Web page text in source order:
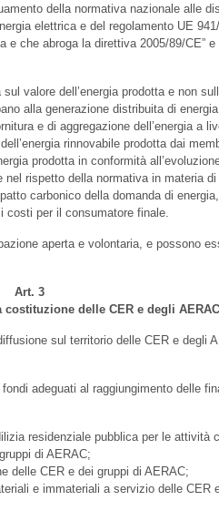
della normativa nazionale alle
elettrica e del regolamento UE
e che abroga la direttiva 2005/89/CE”
valore dell’energia prodotta e non
alla generazione distribuita di
e di aggregazione dell’energia a
rinnovabile prodotta dai
prodotta in conformità
rispetto della normativa in materia di
carbonico della domanda di
costi per il consumatore finale.
aperta e volontaria, e possono
Art. 3
delle CER e degli
sul territorio delle CER e degli
adeguati al raggiungimento delle
residenziale pubblica per le attività
di AERAC;
delle CER e dei gruppi di AERAC;
e immateriali a servizio delle CER